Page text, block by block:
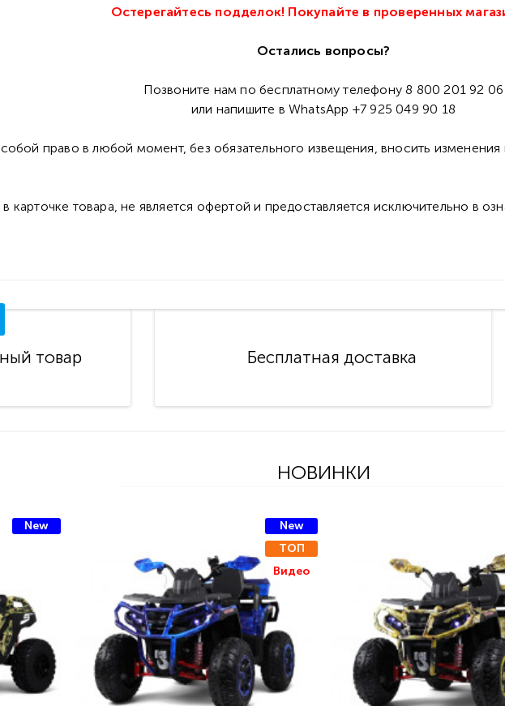
Остерегайтесь подделок! Покупайте в проверенных
Остались вопросы?
Позвоните нам по бесплатному телефону 8 800 201 92 06
или напишите в WhatsApp +7 925 049 90 18
право в любой момент, без обязательного извещения, вносить
карточке товара, не является офертой и предоставляется исключительно в
товар Бесплатная доставка
НОВИНКИ
New
New
ТОП
Видео